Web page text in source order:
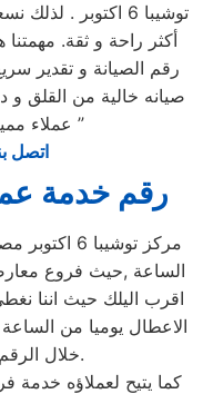
توشيبا 6 اكتوبر .
أكثر راحة و ثقة.
رقم الصيانة و تقدير
صيانه خالية من القلق و
عملاء مميزة من البداية إلى النهاية ”
اتصل
رقم خدمة عملاء
مركز
الساعة ,حيث فروع
اقرب اليلك حيث اننا
الاعطال يوميا من
خلال الرقم المختصر لخدمة العملاء.
كما يتيح لعملاؤه خدمة